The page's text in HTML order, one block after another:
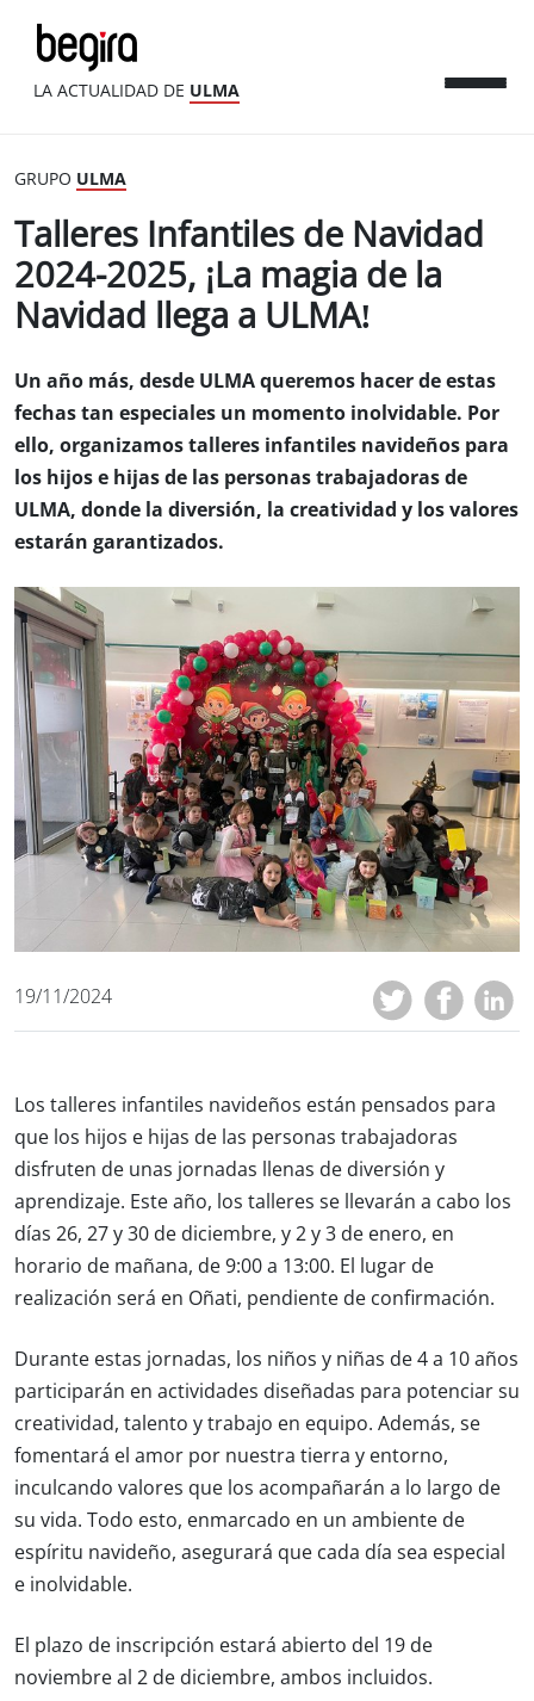
LA ACTUALIDAD DE ULMA
GRUPO ULMA
Talleres Infantiles de Navidad
2024-2025, ¡La magia de la
Navidad llega a ULMA!
Un año más, desde ULMA queremos hacer de estas
fechas tan especiales un momento inolvidable. Por
ello, organizamos talleres infantiles navideños para
los hijos e hijas de las personas trabajadoras de
ULMA, donde la diversión, la creatividad y los valores
estarán garantizados.
19/11/2024
Los talleres infantiles navideños están pensados para
que los hijos e hijas de las personas trabajadoras
disfruten de unas jornadas llenas de diversión y
aprendizaje. Este año, los talleres se llevarán a cabo los
días 26, 27 y 30 de diciembre, y 2 y 3 de enero, en
horario de mañana, de 9:00 a 13:00. El lugar de
realización será en Oñati, pendiente de confirmación.
Durante estas jornadas, los niños y niñas de 4 a 10 años
participarán en actividades diseñadas para potenciar su
creatividad, talento y trabajo en equipo. Además, se
fomentará el amor por nuestra tierra y entorno,
inculcando valores que los acompañarán a lo largo de
su vida. Todo esto, enmarcado en un ambiente de
espíritu navideño, asegurará que cada día sea especial
e inolvidable.
El plazo de inscripción estará abierto del 19 de
noviembre al 2 de diciembre, ambos incluidos.